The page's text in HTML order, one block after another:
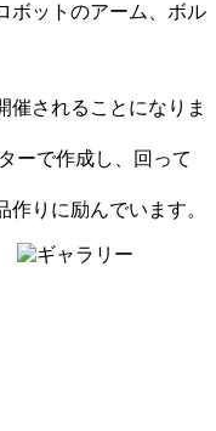
ボットのアーム、ボル
催されることになりま
ーで作成し、回って
りに励んでいます。